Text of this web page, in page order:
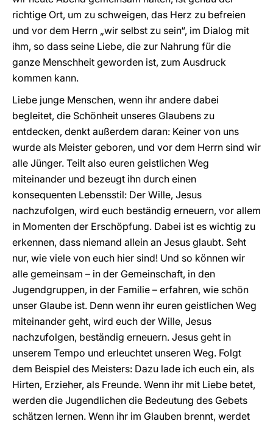
richtige Ort, um zu schweigen, das Herz zu befreien
und vor dem Herrn „wir selbst zu sein“, im Dialog mit
ihm, so dass seine Liebe, die zur Nahrung für die
ganze Menschheit geworden ist, zum Ausdruck
kommen kann.
Liebe junge Menschen, wenn ihr andere dabei
begleitet, die Schönheit unseres Glaubens zu
entdecken, denkt außerdem daran: Keiner von uns
wurde als Meister geboren, und vor dem Herrn sind wir
alle Jünger. Teilt also euren geistlichen Weg
miteinander und bezeugt ihn durch einen
konsequenten Lebensstil: Der Wille, Jesus
nachzufolgen, wird euch beständig erneuern, vor allem
in Momenten der Erschöpfung. Dabei ist es wichtig zu
erkennen, dass niemand allein an Jesus glaubt. Seht
nur, wie viele von euch hier sind! Und so können wir
alle gemeinsam – in der Gemeinschaft, in den
Jugendgruppen, in der Familie – erfahren, wie schön
unser Glaube ist. Denn wenn ihr euren geistlichen Weg
miteinander geht, wird euch der Wille, Jesus
nachzufolgen, beständig erneuern. Jesus geht in
unserem Tempo und erleuchtet unseren Weg. Folgt
dem Beispiel des Meisters: Dazu lade ich euch ein, als
Hirten, Erzieher, als Freunde. Wenn ihr mit Liebe betet,
werden die Jugendlichen die Bedeutung des Gebets
schätzen lernen. Wenn ihr im Glauben brennt, werdet